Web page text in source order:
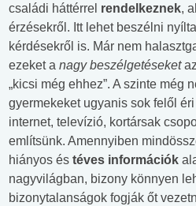
családi háttérrel rendelkeznek,
érzésekről. Itt lehet beszélni
kérdésekről is. Már nem
ezeket a nagy beszélgetéseket
„kicsi még ehhez”. A szinte még
gyermekeket ugyanis sok felől
internet, televízió, kortársak
említsünk. Amennyiben
hiányos és téves információk
nagyvilágban, bizony könnyen
bizonytalanságok fogják őt